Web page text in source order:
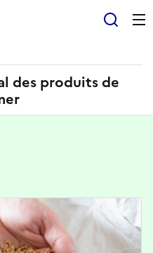
des produits de